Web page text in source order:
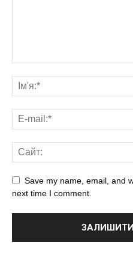
Save my name, email, and
next time I comment.